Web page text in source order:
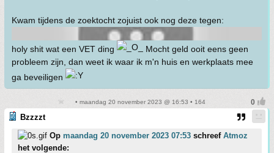
Kwam tijdens de zoektocht zojuist ook nog deze tegen:
holy shit wat een VET ding
Mocht geld ooit eens geen
probleem zijn, dan weet ik waar ik m'n huis en werkplaats mee
ga beveiligen
• maandag 20 november 2023 @ 16:53 • 164
Bzzzzt
Op maandag 20 november 2023 07:53 schreef Atmoz
het volgende: